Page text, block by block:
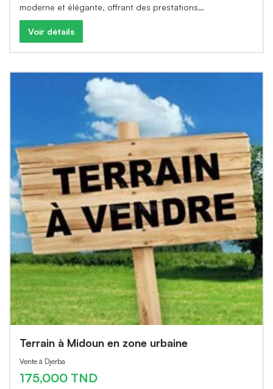
moderne et élégante, offrant des prestations…
Voir détails
Terrain à Midoun en zone urbaine
Vente à Djerba
175,000 TND